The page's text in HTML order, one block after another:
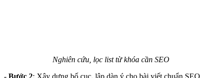
Nghiên cứu, lọc list từ khóa cần SEO